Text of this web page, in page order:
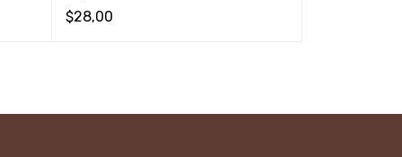
$28,00